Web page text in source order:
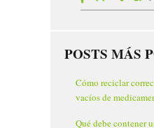
POSTS MÁS
Cómo reciclar
vacíos de
Qué debe contener